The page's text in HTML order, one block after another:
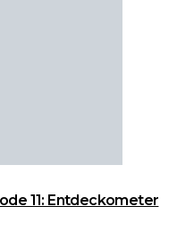
11: Entdeckometer